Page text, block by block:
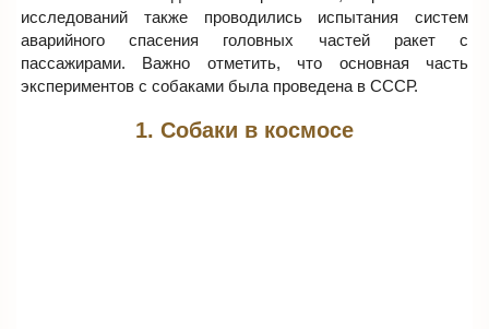
исследований также проводились испытания систем
аварийного спасения головных частей ракет с
пассажирами. Важно отметить, что основная часть
экспериментов с собаками была проведена в СССР.
1. Собаки в космосе